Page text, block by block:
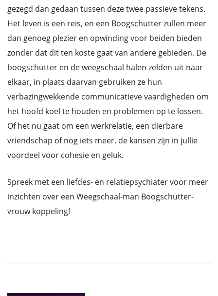
gezegd dan gedaan tussen deze twee passieve tekens.
Het leven is een reis, en een Boogschutter zullen meer
dan genoeg plezier en opwinding voor beiden bieden
zonder dat dit ten koste gaat van andere gebieden. De
boogschutter en de weegschaal halen zelden uit naar
elkaar, in plaats daarvan gebruiken ze hun
verbazingwekkende communicatieve vaardigheden om
het hoofd koel te houden en problemen op te lossen.
Of het nu gaat om een werkrelatie, een dierbare
vriendschap of nog iets meer, de kansen zijn in jullie
voordeel voor cohesie en geluk.
Spreek met een liefdes- en relatiepsychiater voor meer
inzichten over een Weegschaal-man Boogschutter-
vrouw koppeling!